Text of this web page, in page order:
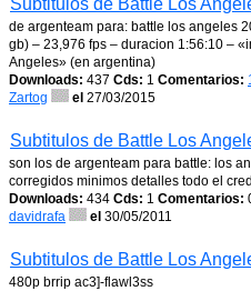
Subtitulos de Battle Los
de argenteam para: battle los angeles
gb) – 23,976 fps – duracion 1:56:10 –
Angeles» (en argentina)
Downloads: 437 Cds: 1 Comentarios:
Zartog
el 27/03/2015
Subtitulos de Battle Los
son los de argenteam para battle: los
corregidos minimos detalles todo el
Downloads: 434 Cds: 1 Comentarios:
davidrafa
el 30/05/2011
Subtitulos de Battle Los
480p brrip ac3]-flawl3ss